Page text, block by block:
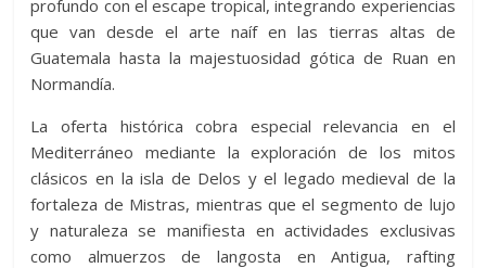
profundo con el escape tropical, integrando experiencias
que van desde el arte naíf en las tierras altas de
Guatemala hasta la majestuosidad gótica de Ruan en
Normandía.
La oferta histórica cobra especial relevancia en el
Mediterráneo mediante la exploración de los mitos
clásicos en la isla de Delos y el legado medieval de la
fortaleza de Mistras, mientras que el segmento de lujo
y naturaleza se manifiesta en actividades exclusivas
como almuerzos de langosta en Antigua, rafting